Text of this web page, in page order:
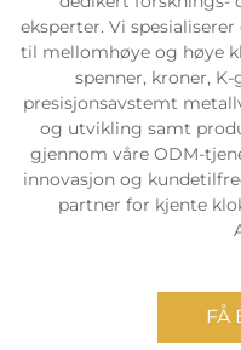
eksperter. Vi
til mellomhøye og høye
spenner, kroner,
presisjonsavstemt
og utvikling samt
gjennom våre ODM-
innovasjon og
partner for kjente
FÅ